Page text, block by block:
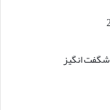
شگفت انگیز